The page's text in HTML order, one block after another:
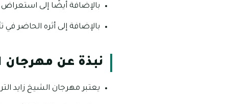
بالإضافة أيضًا إلى استعراض
بالإضافة إلى أثره الحاضر في
نبذة عن مهرجان
يعتبر مهرجان الشيخ زايد